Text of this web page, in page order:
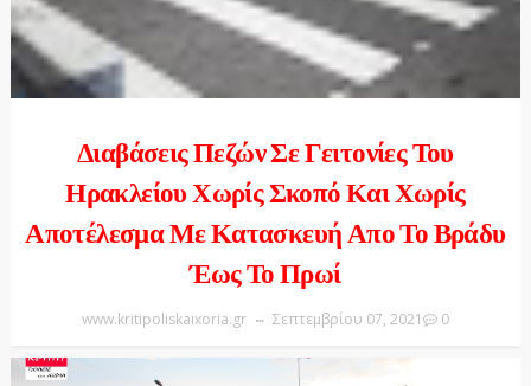
Διαβάσεις Πεζών Σε Γειτονίες Του
Ηρακλείου Χωρίς Σκοπό Και Χωρίς
Αποτέλεσμα Με Κατασκευή Απο Το Βράδυ
Έως Το Πρωί
www.kritipoliskaixoria.gr Σεπτεμβρίου 07, 2021 0